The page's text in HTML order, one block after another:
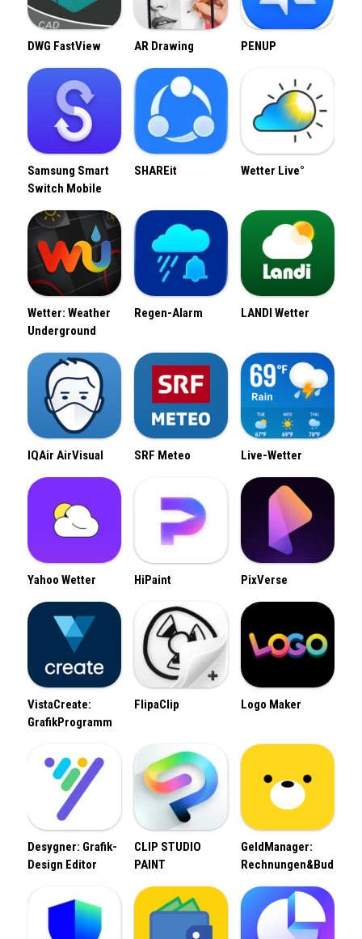
DWG FastView AR Drawing PENUP
Samsung Smart
Switch Mobile
SHAREit Wetter Live°
Wetter: Weather
Underground
Regen-Alarm LANDI Wetter
IQAir AirVisual SRF Meteo Live-Wetter
Yahoo Wetter HiPaint PixVerse
VistaCreate:
GrafikProgramm
FlipaClip Logo Maker
Desygner: Grafik-
Design Editor
CLIP STUDIO
PAINT
GeldManager:
Rechnungen&Budget